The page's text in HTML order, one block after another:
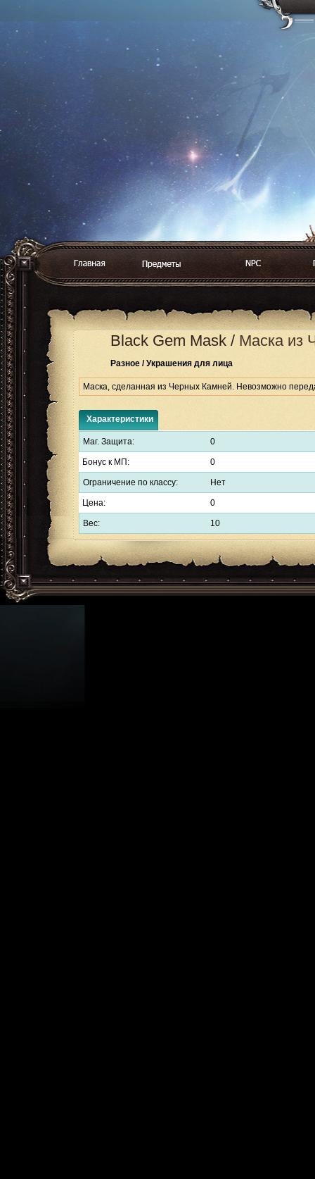
Black Gem Mask / Маска из
Разное / Украшения для лица
Маска, сделанная из Черных Камней. Невозможно
Характеристики
Маг. Защита: 0
Бонус к МП: 0
Ограничение по классу: Нет
Цена: 0
Вес: 10